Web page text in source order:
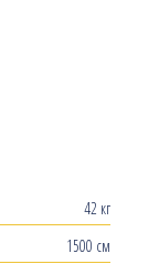
42 кг
1500 см